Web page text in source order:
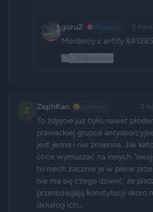
guru2 🎯Wyjadacz 2
Mordercy z antify
Z ZephKan 😏 2
To zdjęcie już było nawet
prawackiej grupce
jest jedna i nie zmienna. Jak
chce wymuszać na innych
to niech zacznie je w pierw
nie ma się czego dziwić, że
przestrzegają konstytucji skoro
dekalog ich...